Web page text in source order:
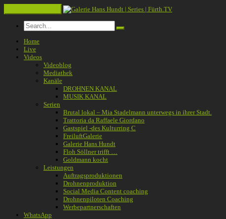
Home
Live
Videos
Videoblog
Mediathek
Kanäle
DROHNEN KANAL
MUSIK KANAL
Serien
Brutal lokal – Mia Stadelmann unterwegs in ihrer Stadt.
Trattoria da Raffaele Giordano
Gastspiel -des Kulturring C
FreiluftGalerie
Galerie Hans Hundt
Floh Söllner trifft …
Goldmann kocht
Leistungen
Auftragsproduktionen
Drohnenproduktion
Social Media Content coaching
Drohnenpiloten Coaching
Werbepartnerschaften
WhatsApp